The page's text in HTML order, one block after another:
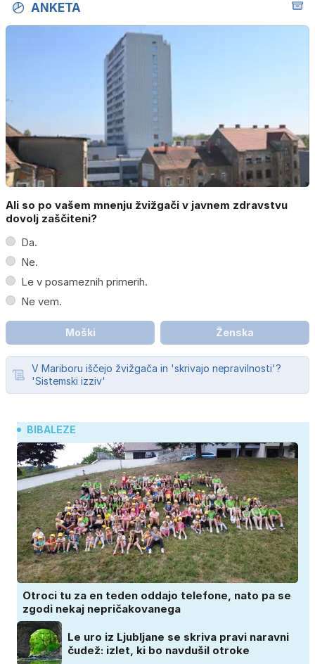
ANKETA
Ali so po vašem mnenju žvižgači v javnem zdravstvu
dovolj zaščiteni?
Da.
Ne.
Le v posameznih primerih.
Ne vem.
Moški Ženska
V Mariboru iščejo žvižgača in 'skrivajo nepravilnosti'?
'Sistemski izziv'
BIBALEZE
Otroci tu za en teden oddajo telefone, nato pa se
zgodi nekaj nepričakovanega
Le uro iz Ljubljane se skriva pravi naravni
čudež: izlet, ki bo navdušil otroke